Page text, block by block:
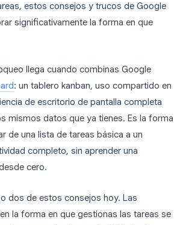
estos consejos y trucos de Google
significativamente la forma en que
llega cuando combinas Google
: un tablero kanban, uso compartido en
de escritorio de pantalla completa
mismos datos que ya tienes. Es la forma
de una lista de tareas básica a un
completo, sin aprender una
cero.
dos de estos consejos hoy. Las
la forma en que gestionas las tareas se